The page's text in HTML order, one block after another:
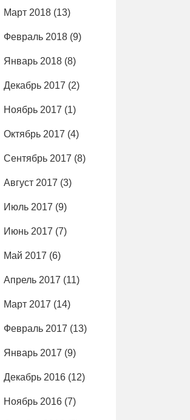
Март 2018 (13)
Февраль 2018 (9)
Январь 2018 (8)
Декабрь 2017 (2)
Ноябрь 2017 (1)
Октябрь 2017 (4)
Сентябрь 2017 (8)
Август 2017 (3)
Июль 2017 (9)
Июнь 2017 (7)
Май 2017 (6)
Апрель 2017 (11)
Март 2017 (14)
Февраль 2017 (13)
Январь 2017 (9)
Декабрь 2016 (12)
Ноябрь 2016 (7)